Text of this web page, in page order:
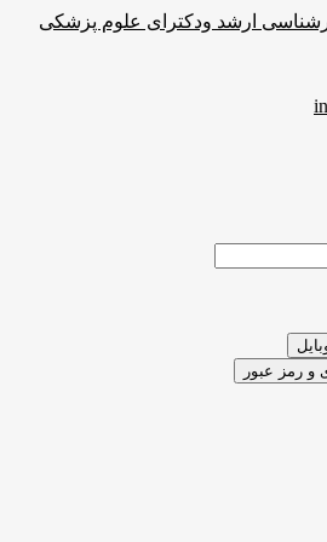
و رمز عبور